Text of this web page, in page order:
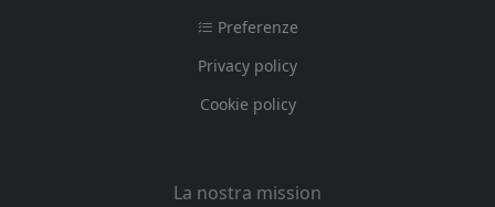
Preferenze
Privacy policy
Cookie policy
La nostra mission